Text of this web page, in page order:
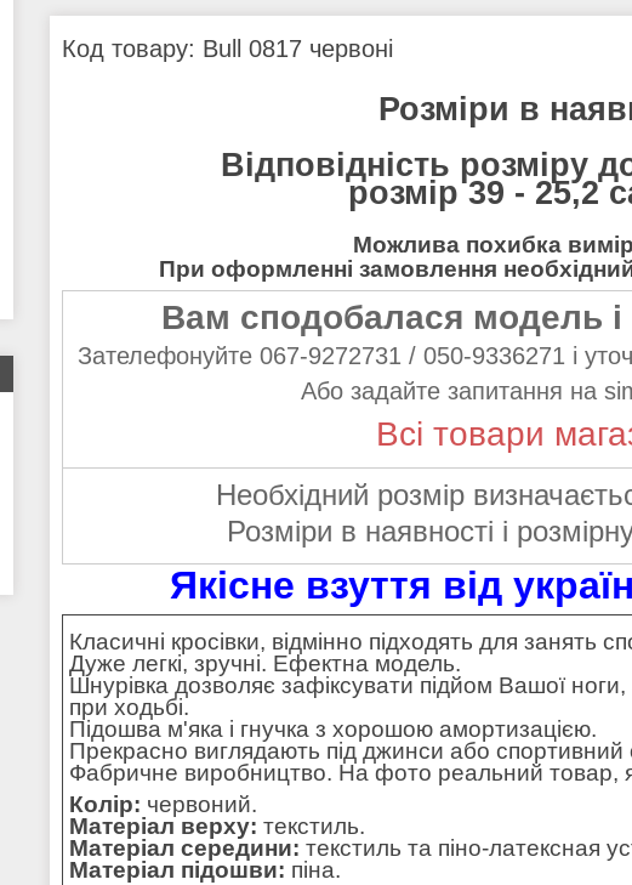
Код товару: Bull 0817 червоні
Розміри в
Відповідність розміру
розмір 39 - 25,2
Можлива похибка
При оформленні замовлення
Вам сподобалася модель
Зателефонуйте 067-9272731 / 050-9336271 і
Або задайте запитання на
Всі товари
Необхідний розмір
Розміри в наявності і
Якісне взуття від
Класичні кросівки, відмінно підходять для занять
Дуже легкі, зручні. Ефектна модель.
Шнурівка дозволяє зафіксувати підйом Вашої
при ходьбі.
Підошва м'яка і гнучка з хорошою амортизацією.
Прекрасно виглядають під джинси або спортивний
Фабричне виробництво. На фото реальний товар,
Колір: червоний.
Матеріал верху: текстиль.
Матеріал середини: текстиль та піно-латексная
Матеріал підошви: піна.